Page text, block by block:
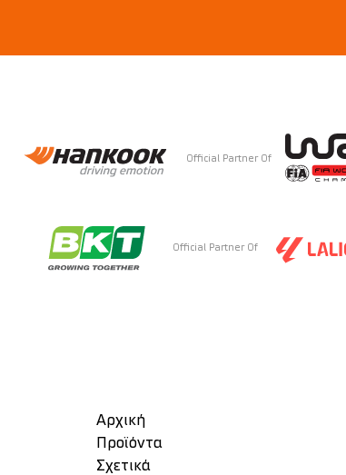
Official Partner Of
Official Partner Of
Αρχική
Προϊόντα
Σχετικά